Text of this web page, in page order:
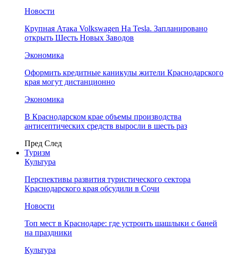
Новости
Крупная Атака Volkswagen На Tesla. Запланировано
открыть Шесть Новых Заводов
Экономика
Оформить кредитные каникулы жители Краснодарского
края могут дистанционно
Экономика
В Краснодарском крае объемы производства
антисептических средств выросли в шесть раз
Пред След
Туризм
Культура
Перспективы развития туристического сектора
Краснодарского края обсудили в Сочи
Новости
Топ мест в Краснодаре: где устроить шашлыки с баней
на праздники
Культура